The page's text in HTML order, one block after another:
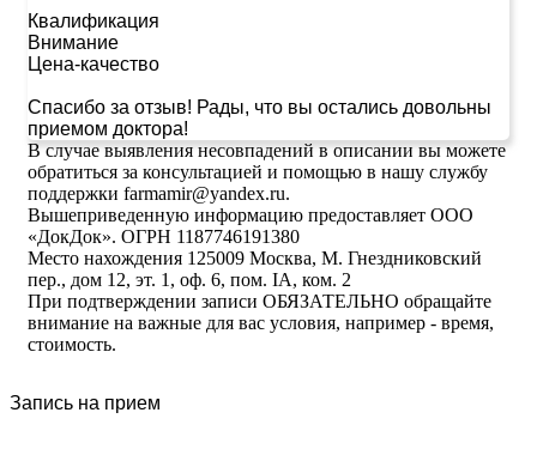
Квалификация
Внимание
Цена-качество
Спасибо за отзыв! Рады, что вы остались довольны
приемом доктора!
В случае выявления несовпадений в описании вы можете
обратиться за консультацией и помощью в нашу службу
поддержки farmamir@yandex.ru.
Вышеприведенную информацию предоставляет ООО
«ДокДок». ОГРН 1187746191380
Место нахождения 125009 Москва, М. Гнездниковский
пер., дом 12, эт. 1, оф. 6, пом. IA, ком. 2
При подтверждении записи ОБЯЗАТЕЛЬНО обращайте
внимание на важные для вас условия, например - время,
стоимость.
Запись на прием